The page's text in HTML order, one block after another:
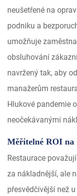
neušetřené na
podniku a
umožňuje
obsluhování
navržený tak, aby
manažerům
Hlukové pandemie
neočekávanými
Měřitelné ROI na
Restaurace
za nákladnější, ale
přesvědčivější než